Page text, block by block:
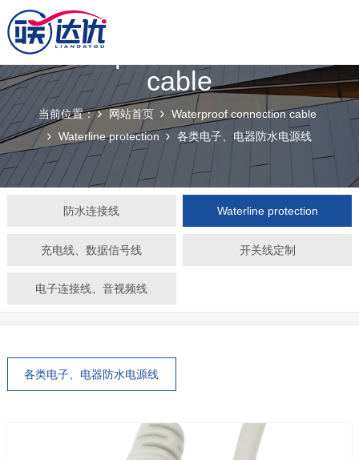
Waterproof connection
cable
当前位置： 网站首页
Waterproof connection cable
Waterline protection
各类电子、电器防水电源线
防水连接线 Waterline protection
充电线、数据信号线 开关线定制
电子连接线、音视频线
各类电子、电器防水电源线